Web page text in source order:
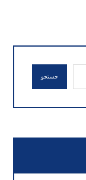
جستجو